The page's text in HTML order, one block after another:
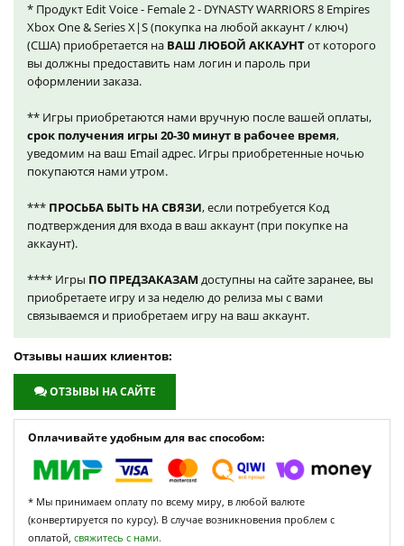
* Продукт Edit Voice - Female 2 - DYNASTY WARRIORS 8 Empires
Xbox One & Series X|S (покупка на любой аккаунт / ключ)
(США) приобретается на ВАШ ЛЮБОЙ АККАУНТот которого
вы должны предоставить нам логин и пароль при
оформлении заказа.
** Игры приобретаются нами вручную после вашей оплаты,
срок получения игры 20-30 минут в рабочее время,
уведомим на ваш Email адрес. Игры приобретенные ночью
покупаются нами утром.
*** ПРОСЬБА БЫТЬ НА СВЯЗИ, если потребуется Код
подтверждения для входа в ваш аккаунт (при покупке на
аккаунт).
**** Игры ПО ПРЕДЗАКАЗАМ доступны на сайте заранее, вы
приобретаете игру и за неделю до релиза мы с вами
связываемся и приобретаем игру на ваш аккаунт.
Отзывы наших клиентов:
ОТЗЫВЫ НА САЙТЕ
Оплачивайте удобным для вас способом:
* Мы принимаем оплату по всему миру, в любой валюте
(конвертируется по курсу). В случае возникновения проблем с
оплатой, свяжитесь с нами.